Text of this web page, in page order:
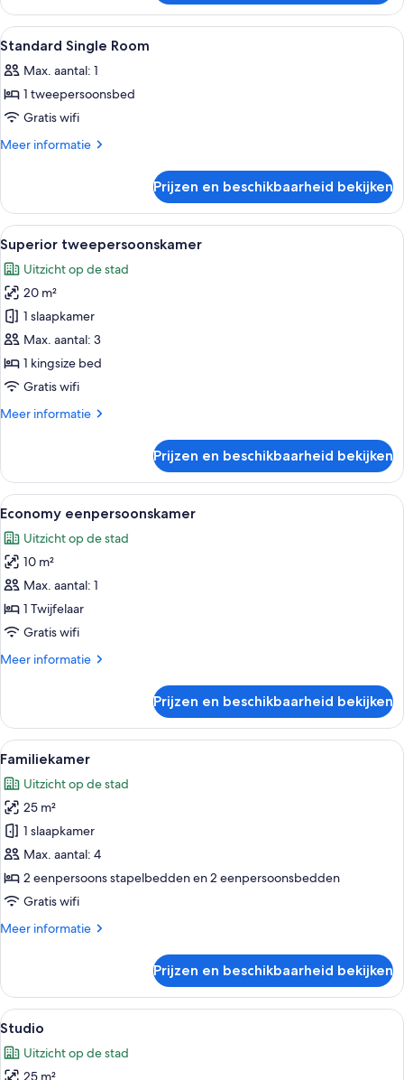
Double
Room
Alle
foto's
voor
Standard
Single
Room
Een kluis op de kamer, een bureau,
10
Standard Single Room
Max. aantal: 1
1 tweepersoonsbed
Gratis wifi
Meer informatie
Meer
Single
Room
Prijzen en beschikbaarheid bekijken
Alle
foto's
voor
Superior
tweepersoonskamer
laden
Een hotelkamer met een groot bed,
9
Superior tweepersoonskamer
Uitzicht op de stad
20 m²
1 slaapkamer
Max. aantal: 3
1 kingsize bed
Gratis wifi
Meer informatie
Meer
tweepersoonskamer
Prijzen en beschikbaarheid bekijken
Alle
foto's
voor
Economy
eenpersoonskamer
laden
Economy eenpersoonskamer | Een
5
Economy eenpersoonskamer
Uitzicht op de stad
10 m²
Max. aantal: 1
1 Twijfelaar
Gratis wifi
Meer informatie
Meer
eenpersoonskamer
Prijzen en beschikbaarheid bekijken
Alle
foto's
voor
Familiekamer
laden
Een hotelkamer met twee bedden,
5
Familiekamer
Uitzicht op de stad
25 m²
1 slaapkamer
Max. aantal: 4
2 eenpersoons stapelbedden en 2 eenpersoonsbedden
Gratis wifi
Meer informatie
Meer
Prijzen en beschikbaarheid bekijken
Alle
foto's
voor
Een hotelkamer met een bed, een
6
Studio
Uitzicht op de stad
25 m²